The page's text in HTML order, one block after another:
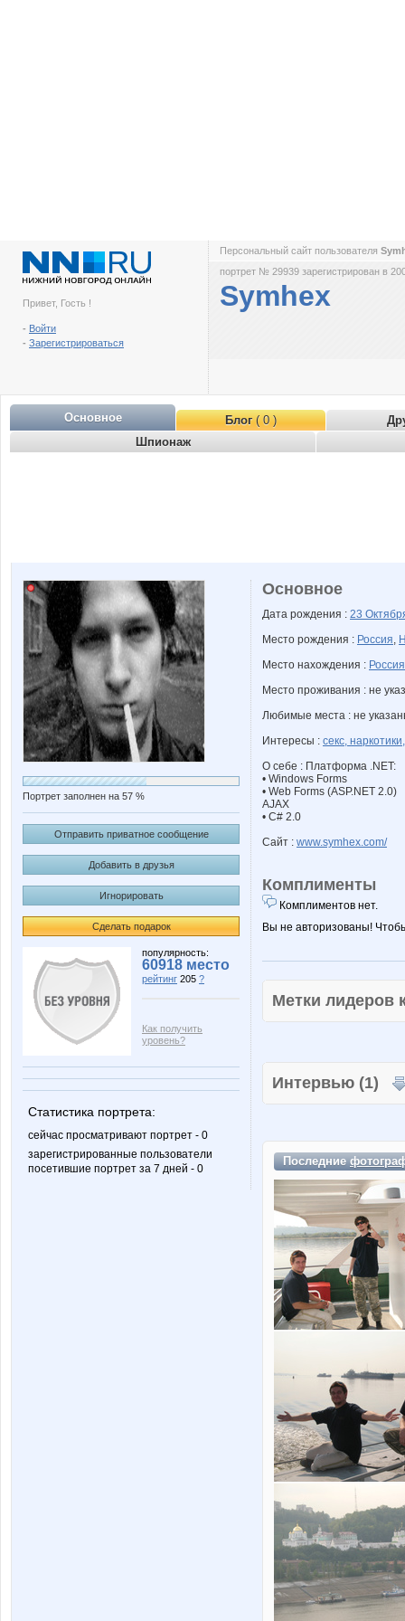
Привет, Гость !
- Войти
- Зарегистрироваться
Персональный сайт пользователя
портрет № 29939 зарегистрирован в
Symhex
Основное Блог( 0 )
Шпионаж
Портрет заполнен на 57 %
Отправить приватное сообщение
Добавить в друзья
Игнорировать
Сделать подарок
популярность:
60918 место
рейтинг 205 ?
Как получить
уровень?
Статистика портрета:
сейчас просматривают портрет - 0
зарегистрированные пользователи
посетившие портрет за 7 дней - 0
Основное
Дата рождения : 23
Место рождения : Россия,
Место нахождения : Россия
Место проживания : не
Любимые места : не
Интересы : секс,
О себе : Платформа .NET:
• Windows Forms
• Web Forms (ASP.NET 2.0)
AJAX
• C# 2.0
Сайт : www.symhex.com/
Комплименты
Комплиментов нет.
Вы не авторизованы!
Метки
Интервью (1)
Последние